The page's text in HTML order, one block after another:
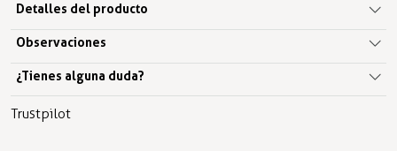
Detalles del producto
Observaciones
¿Tienes alguna duda?
Trustpilot